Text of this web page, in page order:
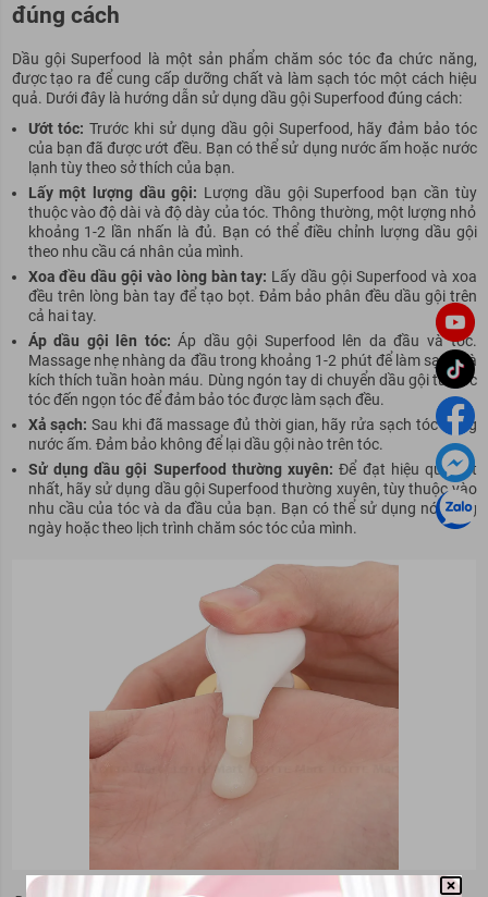
đúng cách
Dầu gội Superfood là một sản phẩm chăm sóc tóc đa chức năng,
được tạo ra để cung cấp dưỡng chất và làm sạch tóc một cách hiệu
quả. Dưới đây là hướng dẫn sử dụng dầu gội Superfood đúng cách:
Ướt tóc: Trước khi sử dụng dầu gội Superfood, hãy đảm bảo tóc
của bạn đã được ướt đều. Bạn có thể sử dụng nước ấm hoặc nước
lạnh tùy theo sở thích của bạn.
Lấy một lượng dầu gội: Lượng dầu gội Superfood bạn cần tùy
thuộc vào độ dài và độ dày của tóc. Thông thường, một lượng nhỏ
khoảng 1-2 lần nhấn là đủ. Bạn có thể điều chỉnh lượng dầu gội
theo nhu cầu cá nhân của mình.
Xoa đều dầu gội vào lòng bàn tay: Lấy dầu gội Superfood và xoa
đều trên lòng bàn tay để tạo bọt. Đảm bảo phân đều dầu gội trên
cả hai tay.
Áp dầu gội lên tóc:Áp dầu gội Superfood lên da đầu và tóc.
Massage nhẹ nhàng da đầu trong khoảng 1-2 phút để làm sạch và
kích thích tuần hoàn máu. Dùng ngón tay di chuyển dầu gội từ gốc
tóc đến ngọn tóc để đảm bảo tóc được làm sạch đều.
Xả sạch:Sau khi đã massage đủ thời gian, hãy rửa sạch tóc bằng
nước ấm. Đảm bảo không để lại dầu gội nào trên tóc.
Sử dụng dầu gội Superfood thường xuyên:Để đạt hiệu quả tốt
nhất, hãy sử dụng dầu gội Superfood thường xuyên, tùy thuộc vào
nhu cầu của tóc và da đầu của bạn. Bạn có thể sử dụng nó hàng
ngày hoặc theo lịch trình chăm sóc tóc của mình.